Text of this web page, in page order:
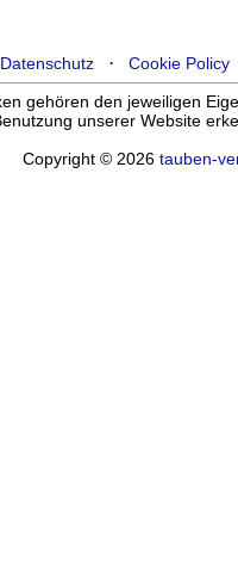
Datenschutz· Cookie Policy
gehören den jeweiligen
unserer Website
Copyright © 2026 tauben-